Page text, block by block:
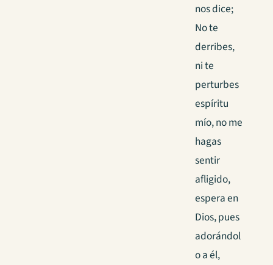
nos dice;
No te
derribes,
ni te
perturbes
espíritu
mío, no me
hagas
sentir
afligido,
espera en
Dios, pues
adorándol
o a él,